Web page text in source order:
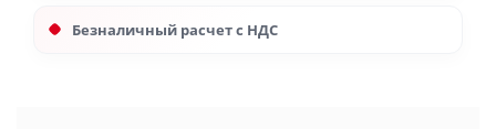
Безналичный расчет с НДС